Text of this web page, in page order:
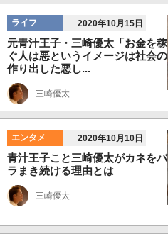
ライフ 2020年10月15日
元青汁王子・三崎優太「お金を稼
ぐ人は悪というイメージは社会の
作り出した悪し...
三崎優太
エンタメ 2020年10月10日
青汁王子こと三崎優太がカネをバ
ラまき続ける理由とは
三崎優太